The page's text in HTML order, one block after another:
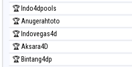
🏆 Indo4dpools
🏆 Anugerahtoto
🏆 Indovegas4d
🏆 Aksara4D
🏆 Bintang4dp